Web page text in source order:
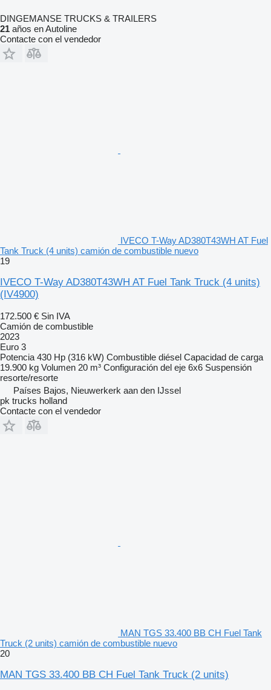
DINGEMANSE TRUCKS & TRAILERS
21 años en Autoline
Contacte con el vendedor
IVECO T-Way AD380T43WH AT Fuel
Tank Truck (4 units) camión de combustible nuevo
19
IVECO T-Way AD380T43WH AT Fuel Tank Truck (4 units)
(IV4900)
172.500 € Sin IVA
Camión de combustible
2023
Euro 3
Potencia 430 Hp (316 kW) Combustible diésel Capacidad de carga
19.900 kg Volumen 20 m³ Configuración del eje 6x6 Suspensión
resorte/resorte
Países Bajos, Nieuwerkerk aan den IJssel
pk trucks holland
Contacte con el vendedor
MAN TGS 33.400 BB CH Fuel Tank
Truck (2 units) camión de combustible nuevo
20
MAN TGS 33.400 BB CH Fuel Tank Truck (2 units)